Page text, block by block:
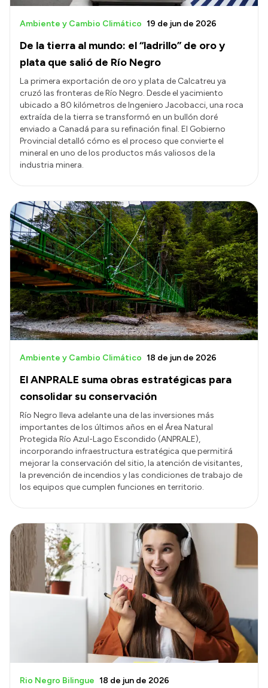
De la tierra al mundo: el “ladrillo” de oro y
plata que salió de Río Negro
Ambiente y Cambio Climático 19 de jun de 2026
La primera exportación de oro y plata de Calcatreu ya
cruzó las fronteras de Río Negro. Desde el yacimiento
ubicado a 80 kilómetros de Ingeniero Jacobacci, una roca
extraída de la tierra se transformó en un bullón doré
enviado a Canadá para su refinación final. El Gobierno
Provincial detalló cómo es el proceso que convierte el
mineral en uno de los productos más valiosos de la
industria minera.
El ANPRALE suma obras estratégicas para
consolidar su conservación
Ambiente y Cambio Climático 18 de jun de 2026
Río Negro lleva adelante una de las inversiones más
importantes de los últimos años en el Área Natural
Protegida Río Azul-Lago Escondido (ANPRALE),
incorporando infraestructura estratégica que permitirá
mejorar la conservación del sitio, la atención de visitantes,
la prevención de incendios y las condiciones de trabajo de
los equipos que cumplen funciones en territorio.
Rio Negro Bilingue 18 de jun de 2026